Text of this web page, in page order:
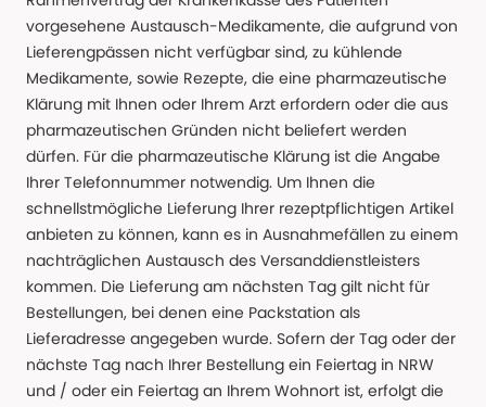
vorgesehene Austausch-Medikamente, die aufgrund von
Lieferengpässen nicht verfügbar sind, zu kühlende
Medikamente, sowie Rezepte, die eine pharmazeutische
Klärung mit Ihnen oder Ihrem Arzt erfordern oder die aus
pharmazeutischen Gründen nicht beliefert werden
dürfen. Für die pharmazeutische Klärung ist die Angabe
Ihrer Telefonnummer notwendig. Um Ihnen die
schnellstmögliche Lieferung Ihrer rezeptpflichtigen Artikel
anbieten zu können, kann es in Ausnahmefällen zu einem
nachträglichen Austausch des Versanddienstleisters
kommen. Die Lieferung am nächsten Tag gilt nicht für
Bestellungen, bei denen eine Packstation als
Lieferadresse angegeben wurde. Sofern der Tag oder der
nächste Tag nach Ihrer Bestellung ein Feiertag in NRW
und / oder ein Feiertag an Ihrem Wohnort ist, erfolgt die